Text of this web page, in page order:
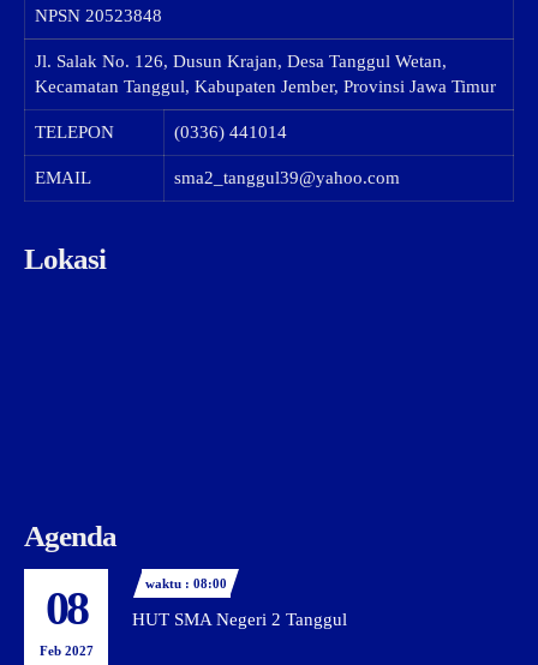
NPSN 20523848
Jl. Salak No. 126, Dusun Krajan, Desa Tanggul Wetan,
Kecamatan Tanggul, Kabupaten Jember, Provinsi Jawa Timur
TELEPON (0336) 441014
EMAIL sma2_tanggul39@yahoo.com
Lokasi
Agenda
08
Feb 2027
waktu : 08:00
HUT SMA Negeri 2 Tanggul